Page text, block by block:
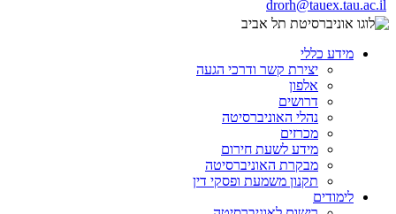
drorh@tauex.tau.ac.il
מידע כללי
יצירת קשר ודרכי הגעה
אלפון
דרושים
נהלי האוניברסיטה
מכרזים
מידע לשעת חירום
מבקרת האוניברסיטה
תקנון משמעת ופסקי דין
לימודים